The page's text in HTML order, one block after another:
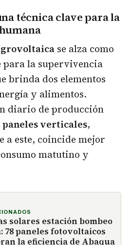
técnica clave para la
se alza como
para la supervivencia
brinda dos elementos
y alimentos.
diario de producción
paneles verticales,
a este, coincide mejor
matutino y
solares estación bombeo
78 paneles fotovoltaicos
la eficiencia de Abaqua